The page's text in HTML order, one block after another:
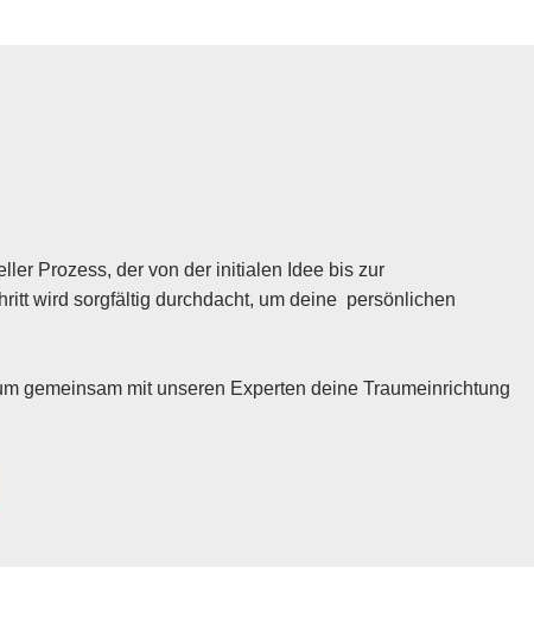
Prozess, der von der initialen Idee bis zur
wird sorgfältig durchdacht, um deine persönlichen
gemeinsam mit unseren Experten deine Traumeinrichtung